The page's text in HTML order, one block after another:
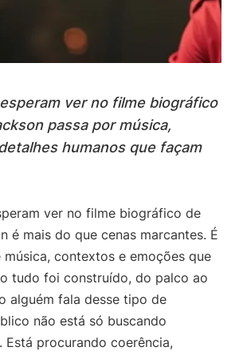
ver no filme biográfico
passa por música,
humanos que façam
ver no filme biográfico de
é mais do que cenas marcantes. É
música, contextos e emoções que
tudo foi construído, do palco ao
alguém fala desse tipo de
não está só buscando
Está procurando coerência,